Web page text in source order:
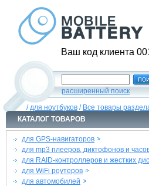
Ваш код клиента
расширенный поиск
/для ноутбуков / Все товары
КАТАЛОГ ТОВАРОВ
для GPS-навигаторов
для mp3 плееров, диктофонов и
для RAID-контроллеров и жестких
для WiFi роутеров
для автомобилей